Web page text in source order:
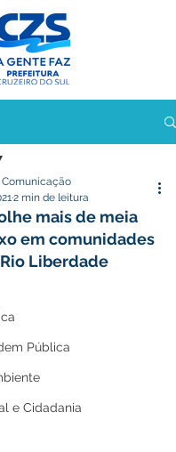
Pública
e Cidadania
mais de meia
em comunidades
Liberdade
Comunicação
2 min de leitura